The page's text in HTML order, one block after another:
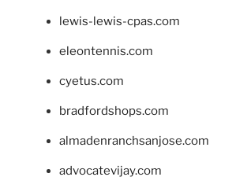
lewis-lewis-cpas.com
eleontennis.com
cyetus.com
bradfordshops.com
almadenranchsanjose.com
advocatevijay.com